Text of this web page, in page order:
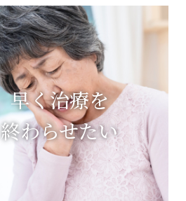
早く治療を
終わらせたい